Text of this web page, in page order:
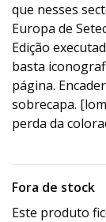
que nesses
Europa de
Edição
basta
página.
sobrecapa.
perda da
Fora de stock
Este produto